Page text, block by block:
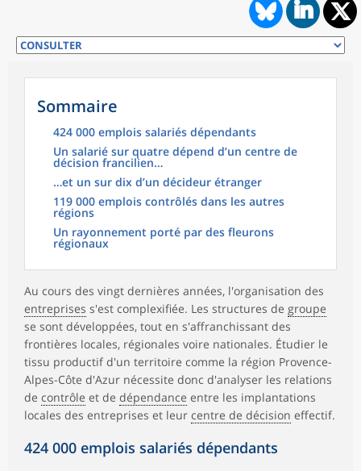
Sommaire
424 000 emplois salariés dépendants
Un salarié sur quatre dépend d’un centre de
décision francilien…
…et un sur dix d’un décideur étranger
119 000 emplois contrôlés dans les autres
régions
Un rayonnement porté par des fleurons
régionaux
Au cours des vingt dernières années, l'organisation des
entreprises s'est complexifiée. Les structures de groupe
se sont développées, tout en s'affranchissant des
frontières locales, régionales voire nationales. Étudier le
tissu productif d'un territoire comme la région Provence-
Alpes-Côte d'Azur nécessite donc d'analyser les relations
de contrôle et de dépendance entre les implantations
locales des entreprises et leur centre de décision effectif.
424 000 emplois salariés dépendants